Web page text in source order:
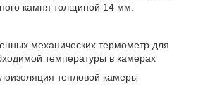
камня толщиной 14 мм.
механических термометр для
температуры в камерах
тепловой камеры